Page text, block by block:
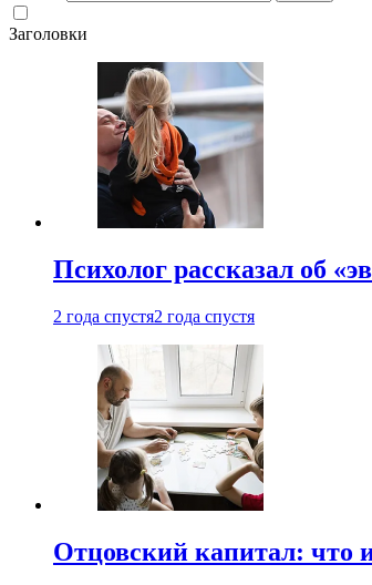
Заголовки
Психолог рассказал об
2 года спустя2 года спустя
Отцовский капитал: что